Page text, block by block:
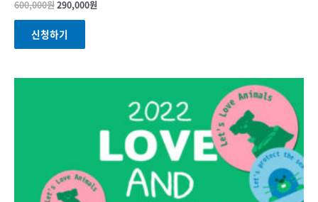
Rated
0
out
600,000원290,000원
신청하기